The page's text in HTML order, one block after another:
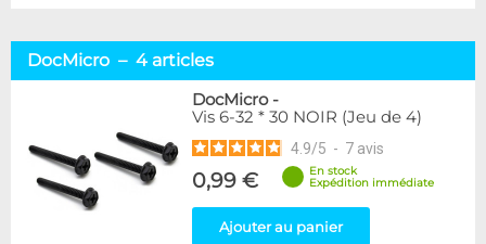
DocMicro – 4 articles
DocMicro-
Vis 6-32 * 30 NOIR (Jeu de 4)
4.9/5 - 7 avis
0,99 €
En stock
Expédition immédiate
Ajouter au panier